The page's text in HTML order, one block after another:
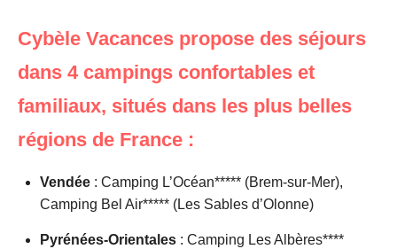
Cybèle Vacances propose des séjours
dans 4 campings confortables et
familiaux, situés dans les plus belles
régions de France :
Vendée : Camping L’Océan***** (Brem-sur-Mer),
Camping Bel Air***** (Les Sables d’Olonne)
Pyrénées-Orientales : Camping Les Albères****